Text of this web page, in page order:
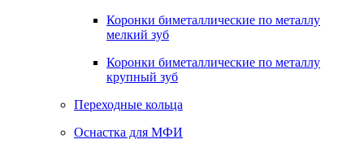
Коронки биметаллические по металлу
мелкий зуб
Коронки биметаллические по металлу
крупный зуб
Переходные кольца
Оснастка для МФИ